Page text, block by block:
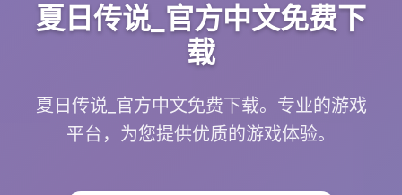
夏日传说_官方中文免费下
载
夏日传说_官方中文免费下载。专业的游戏
平台，为您提供优质的游戏体验。